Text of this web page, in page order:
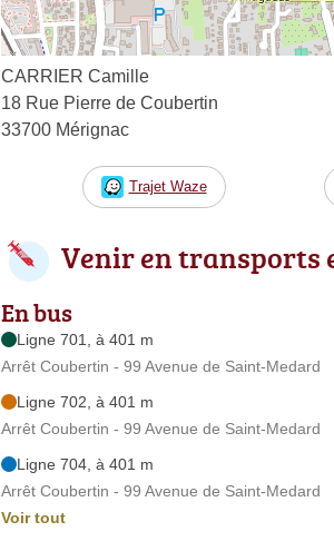
CARRIER Camille
18 Rue Pierre de Coubertin
33700 Mérignac
Trajet Waze
Venir en transports
En bus
Ligne 701, à 401 m
Arrêt Coubertin - 99 Avenue de Saint-Medard
Ligne 702, à 401 m
Arrêt Coubertin - 99 Avenue de Saint-Medard
Ligne 704, à 401 m
Arrêt Coubertin - 99 Avenue de Saint-Medard
Voir tout